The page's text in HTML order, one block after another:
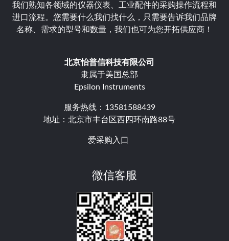
我们熟知各领域的仪器仪表、工业配件的采购操作流程和
进口流程。您需要什么我们找什么，只需要告诉我们品牌
名称、需求的型号和数量，我们也可为您开拓供应商！
北京怡普信科技有限公司
隶属于美国总部
Epsilon Instruments
服务热线：13581588439
地址：北京市丰台区西四环南路88号
爱采购入口
微信客服